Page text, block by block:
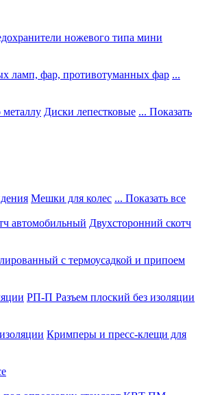
ножевого типа мини
ламп, фар, противотуманных фар ...
Диски лепестковые ... Показать
Мешки для колес ... Показать все
автомобильный Двухсторонний скотч
с термоусадкой и припоем
РП-П Разъем плоский без изоляции
Кримперы и пресс-клещи для